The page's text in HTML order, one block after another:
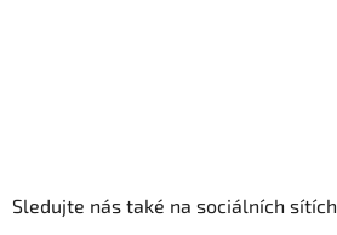
Sledujte nás také na sociálních sítích